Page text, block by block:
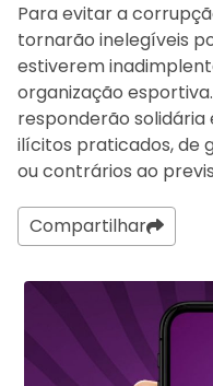
Para evitar a
tornarão inelegíveis
estiverem
organização
responderão
ilícitos praticados, de
ou contrários ao
Compartilhar